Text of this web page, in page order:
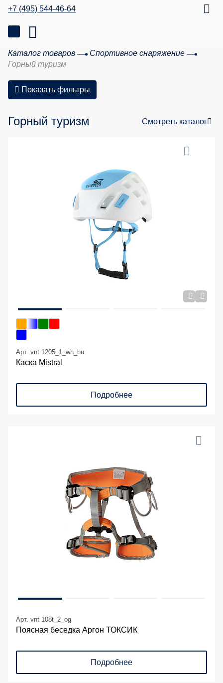
+7 (495) 544-46-64
Каталог товаров
Спортивное снаряжение
Горный туризм
Показать фильтры
Горный туризм Смотреть каталог
Арт. vnt 1205_1_wh_bu
Каска Mistral
Подробнее
Арт. vnt 108t_2_og
Поясная беседка Аргон ТОКСИК
Подробнее